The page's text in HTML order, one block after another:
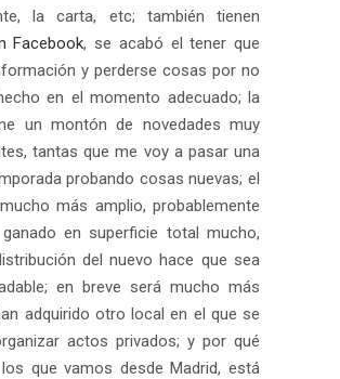
la carta, etc; también tienen
Facebook, se acabó el tener que
y perderse cosas por no
en el momento adecuado; la
un montón de novedades muy
tantas que me voy a pasar una
probando cosas nuevas; el
más amplio, probablemente
en superficie total mucho,
del nuevo hace que sea
en breve será mucho más
adquirido otro local en el que se
actos privados; y por qué
que vamos desde Madrid, está